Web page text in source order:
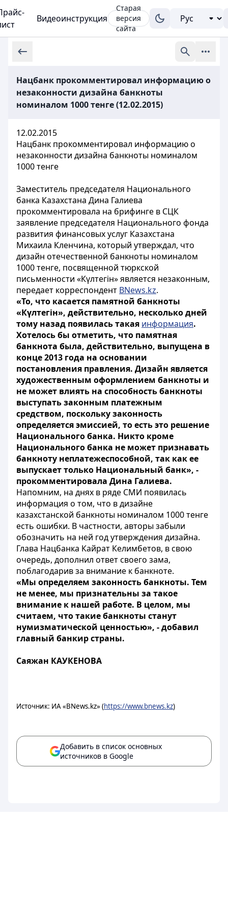
Видеоинструкция
Старая
версия
сайта
Нацбанк прокомментировал информацию о
незаконности дизайна банкноты
номиналом 1000 тенге (12.02.2015)
12.02.2015
Нацбанк прокомментировал информацию о
незаконности дизайна банкноты номиналом
1000 тенге
Заместитель председателя Национального
банка Казахстана Дина Галиева
прокомментировала на брифинге в СЦК
заявление председателя Национального фонда
развития финансовых услуг Казахстана
Михаила Кленчина, который утверждал, что
дизайн отечественной банкноты номиналом
1000 тенге, посвященной тюркской
письменности «Күлтегін» является незаконным,
передает корреспондент BNews.kz.
«То, что касается памятной банкноты
«Күлтегін», действительно, несколько дней
тому назад появилась такая информация.
Хотелось бы отметить, что памятная
банкнота была, действительно, выпущена в
конце 2013 года на основании
постановления правления. Дизайн является
художественным оформлением банкноты и
не может влиять на способность банкноты
выступать законным платежным
средством, поскольку законность
определяется эмиссией, то есть это решение
Национального банка. Никто кроме
Национального банка не может признавать
банкноту неплатежеспособной, так как ее
выпускает только Национальный банк», -
прокомментировала Дина Галиева.
Напомним, на днях в ряде СМИ появилась
информация о том, что в дизайне
казахстанской банкноты номиналом 1000 тенге
есть ошибки. В частности, авторы забыли
обозначить на ней год утверждения дизайна.
Глава Нацбанка Кайрат Келимбетов, в свою
очередь, дополнил ответ своего зама,
поблагодарив за внимание к банкноте.
«Мы определяем законность банкноты. Тем
не менее, мы признательны за такое
внимание к нашей работе. В целом, мы
считаем, что такие банкноты станут
нумизматической ценностью», - добавил
главный банкир страны.
Саяжан КАУКЕНОВА
Источник: ИА «BNews.kz» (https://www.bnews.kz)
Добавить в список основных
источников в Google